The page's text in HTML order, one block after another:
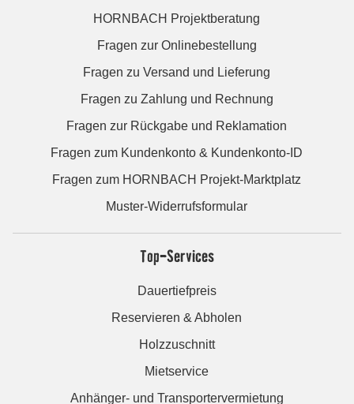
HORNBACH Projektberatung
Fragen zur Onlinebestellung
Fragen zu Versand und Lieferung
Fragen zu Zahlung und Rechnung
Fragen zur Rückgabe und Reklamation
Fragen zum Kundenkonto & Kundenkonto-ID
Fragen zum HORNBACH Projekt-Marktplatz
Muster-Widerrufsformular
Top-Services
Dauertiefpreis
Reservieren & Abholen
Holzzuschnitt
Mietservice
Anhänger- und Transportervermietung